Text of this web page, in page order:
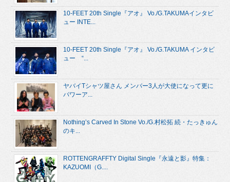
10-FEET 20th Single『アオ』 Vo./G.TAKUMAインタビ
ュー INTE...
10-FEET 20th Single『アオ』 Vo./G.TAKUMA インタビ
ュー “...
ヤバイTシャツ屋さん メンバー3人が大使になって更に
パワーア...
Nothing’s Carved In Stone Vo./G.村松拓 続・たっきゅん
のキ...
ROTTENGRAFFTY Digital Single『永遠と影』特集：
KAZUOMI（G....